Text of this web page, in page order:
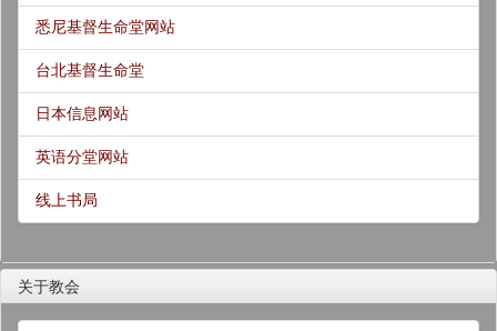
悉尼基督生命堂网站
台北基督生命堂
日本信息网站
英语分堂网站
线上书局
关于教会